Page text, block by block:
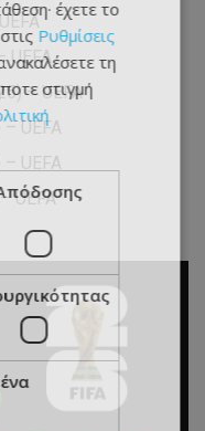
UEFA
– UEFA
UEFA
UEFA
UEFA
έχετε το
Ρυθμίσεις
τη
στιγμή